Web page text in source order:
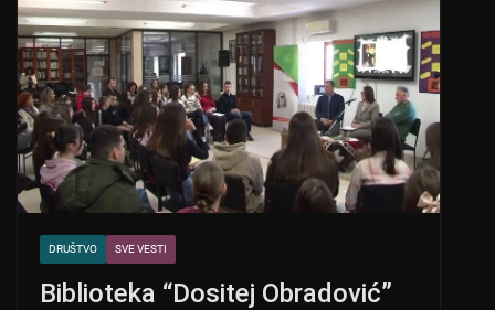
DRUŠTVO SVE VESTI
Biblioteka “Dositej Obradović”